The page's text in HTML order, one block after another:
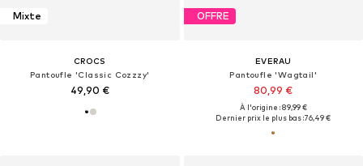
Mixte
CROCS
Pantoufle 'Classic Cozzzy'
49,90 €
OFFRE
EVERAU
Pantoufle 'Wagtail'
80,99 €
À l'origine : 89,99 €
Dernier prix le plus bas :76,49 €